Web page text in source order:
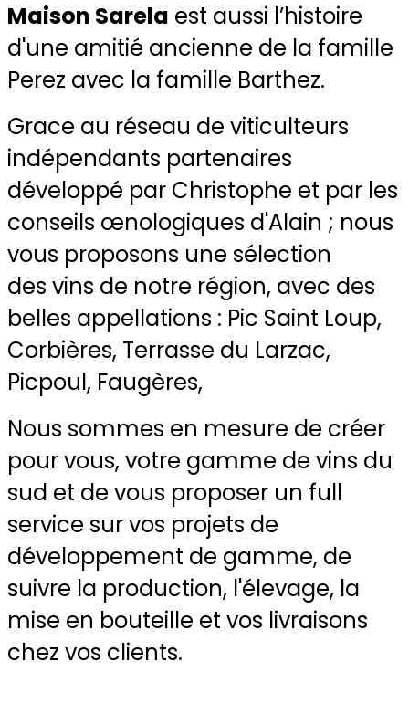
Maison Sarela est aussi l’histoire
d'une amitié ancienne de la famille
Perez avec la famille Barthez.
Grace au réseau de viticulteurs
indépendants partenaires
développé par Christophe et par les
conseils œnologiques d'Alain ; nous
vous proposons une sélection
des vins de notre région, avec des
belles appellations : Pic Saint Loup,
Corbières, Terrasse du Larzac,
Picpoul, Faugères,
Nous sommes en mesure de créer
pour vous, votre gamme de vins du
sud et de vous proposer un full
service sur vos projets de
développement de gamme, de
suivre la production, l'élevage, la
mise en bouteille et vos livraisons
chez vos clients.